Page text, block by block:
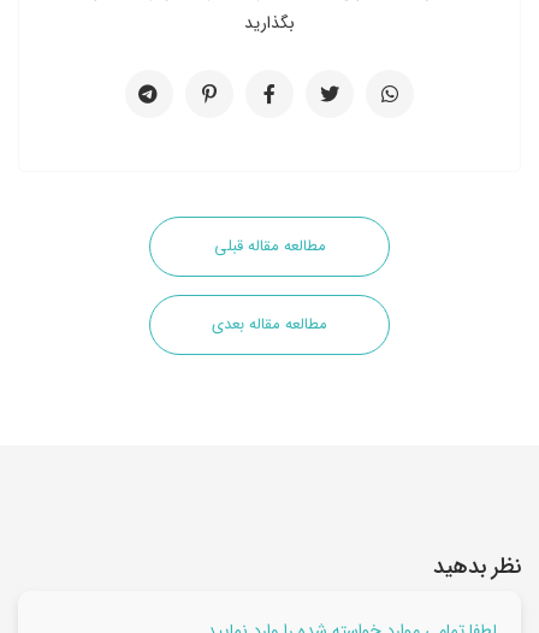
بگذارید
مطالعه مقاله قبلی
مطالعه مقاله بعدی
نظر بدهید